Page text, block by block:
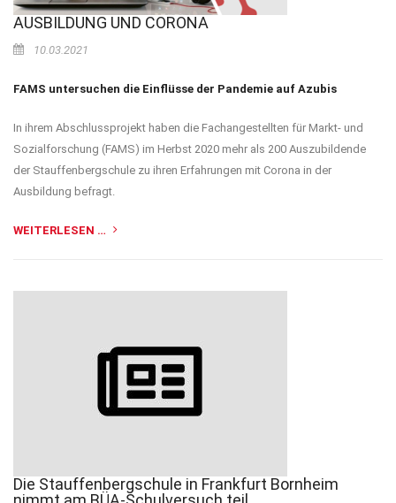
AUSBILDUNG UND CORONA
10.03.2021
FAMS untersuchen die Einflüsse der Pandemie auf Azubis
In ihrem Abschlussprojekt haben die Fachangestellten für Markt- und
Sozialforschung (FAMS) im Herbst 2020 mehr als 200 Auszubildende
der Stauffenbergschule zu ihren Erfahrungen mit Corona in der
Ausbildung befragt.
WEITERLESEN …
Die Stauffenbergschule in Frankfurt Bornheim